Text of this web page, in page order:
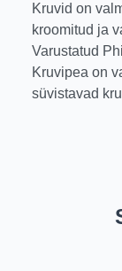
Kruvid on
kroomitud ja
Varustatud
Kruvipea on
süvistavad